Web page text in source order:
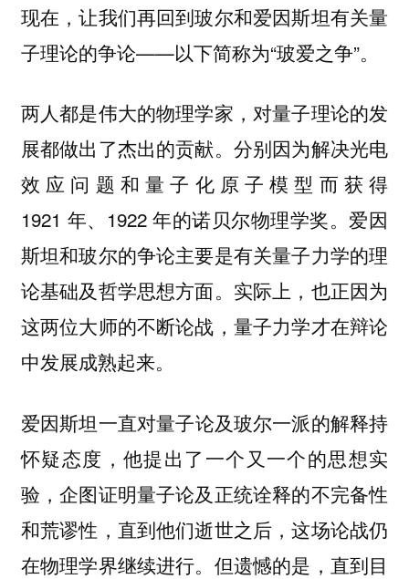
现在，让我们再回到玻尔和爱因斯坦有关量
子理论的争论——以下简称为“玻爱之争”。
两人都是伟大的物理学家，对量子理论的发
展都做出了杰出的贡献。分别因为解决光电
效应问题和量子化原子模型而获得
1921 年、1922 年的诺贝尔物理学奖。爱因
斯坦和玻尔的争论主要是有关量子力学的理
论基础及哲学思想方面。实际上，也正因为
这两位大师的不断论战，量子力学才在辩论
中发展成熟起来。
爱因斯坦一直对量子论及玻尔一派的解释持
怀疑态度，他提出了一个又一个的思想实
验，企图证明量子论及正统诠释的不完备性
和荒谬性，直到他们逝世之后，这场论战仍
在物理学界继续进行。但遗憾的是，直到目